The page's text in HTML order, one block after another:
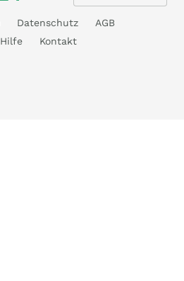
Datenschutz
AGB
Hilfe Kontakt